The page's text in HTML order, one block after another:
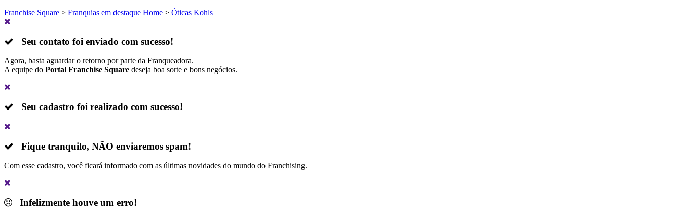
Franchise Square > Franquias em destaque Home > Óticas Kohls
Seu contato foi enviado com sucesso!
Agora, basta aguardar o retorno por parte da Franqueadora.
A equipe do Portal Franchise Square deseja boa sorte e bons negócios.
Seu cadastro foi realizado com sucesso!
Fique tranquilo, NÃO enviaremos spam!
Com esse cadastro, você ficará informado com as últimas novidades do mundo do Franchising.
Infelizmente houve um erro!